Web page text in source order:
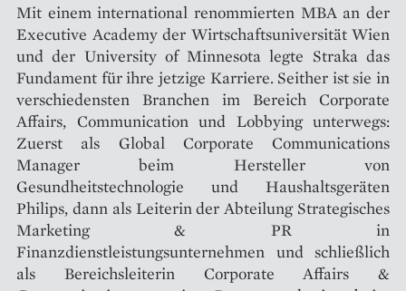
Mit einem international renommierten MBA an der
Executive Academy der Wirtschaftsuniversität Wien
und der University of Minnesota legte Straka das
Fundament für ihre jetzige Karriere. Seither ist sie in
verschiedensten Branchen im Bereich Corporate
Affairs, Communication und Lobbying unterwegs:
Zuerst als Global Corporate Communications
Manager beim Hersteller von
Gesundheitstechnologie und Haushaltsgeräten
Philips, dann als Leiterin der Abteilung Strategisches
Marketing & PR in
Finanzdienstleistungsunternehmen und schließlich
als Bereichsleiterin Corporate Affairs &